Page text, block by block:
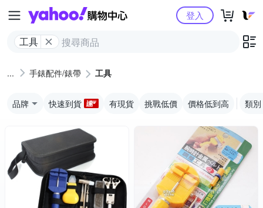
Yahoo購物中心
工具
登入
手錶配件/錶帶 工具
品牌 快速到貨 有現貨 挑戰低價 價格低到高 類別